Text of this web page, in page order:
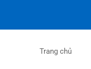
Trang chủ